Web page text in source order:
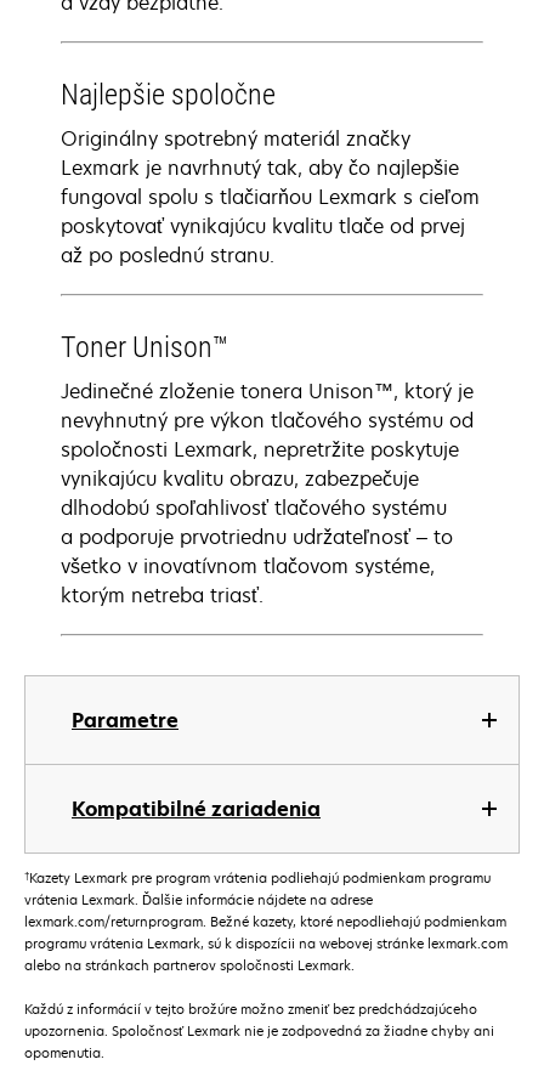
Parametre
Kompatibilné zariadenia
Najlepšie spoločne
Originálny spotrebný materiál značky
Lexmark je navrhnutý tak, aby čo najlepšie
fungoval spolu s tlačiarňou Lexmark s cieľom
poskytovať vynikajúcu kvalitu tlače od prvej
až po poslednú stranu.
Toner Unison™
Jedinečné zloženie tonera Unison™, ktorý je
nevyhnutný pre výkon tlačového systému od
spoločnosti Lexmark, nepretržite poskytuje
vynikajúcu kvalitu obrazu, zabezpečuje
dlhodobú spoľahlivosť tlačového systému
a podporuje prvotriednu udržateľnosť – to
všetko v inovatívnom tlačovom systéme,
ktorým netreba triasť.
†Kazety Lexmark pre program vrátenia podliehajú podmienkam programu
vrátenia Lexmark. Ďalšie informácie nájdete na adrese
lexmark.com/returnprogram. Bežné kazety, ktoré nepodliehajú podmienkam
programu vrátenia Lexmark, sú k dispozícii na webovej stránke lexmark.com
alebo na stránkach partnerov spoločnosti Lexmark.
Každú z informácií v tejto brožúre možno zmeniť bez predchádzajúceho
upozornenia. Spoločnosť Lexmark nie je zodpovedná za žiadne chyby ani
opomenutia.